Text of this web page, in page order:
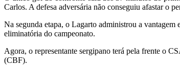
Carlos. A defesa adversária não conseguiu afastar o
Na segunda etapa, o Lagarto administrou a
eliminatória do campeonato.
Agora, o representante sergipano terá pela frente o
(CBF).